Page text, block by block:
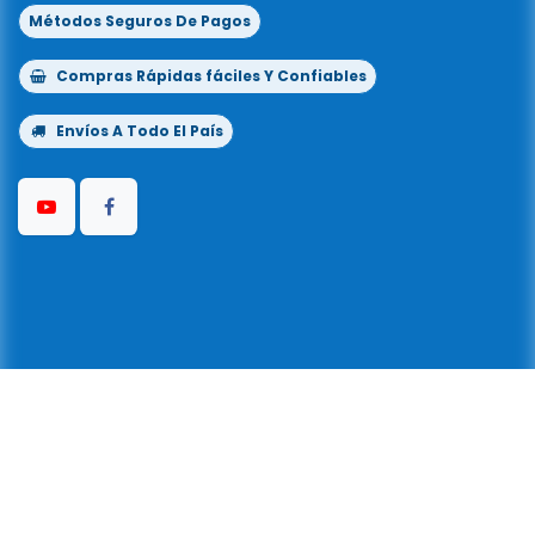
Métodos Seguros De Pagos
Compras Rápidas fáciles Y Confiables
Envíos A Todo El País